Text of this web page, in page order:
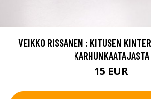
VEIKKO RISSANEN : KITUSEN
KARHUNKAATAJASTA
15 EUR